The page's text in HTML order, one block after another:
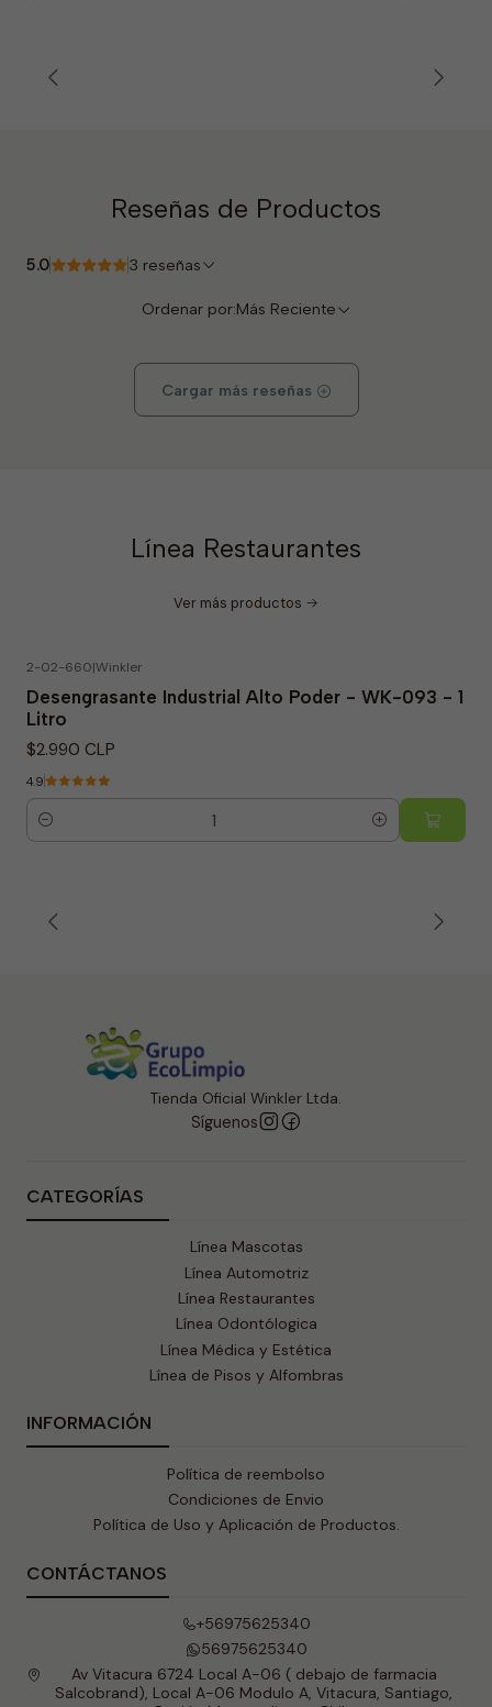
Reseñas de Productos
5.0 3 reseñas
Ordenar por:Más Reciente
Cargar más reseñas
Línea Restaurantes
Ver más productos
2-02-660|Winkler
Desengrasante Industrial Alto Poder - WK-093 - 1
Litro
$2.990 CLP
4.9
Cantidad
Tienda Oficial Winkler Ltda.
Síguenos
CATEGORÍAS
Línea Mascotas
Línea Automotriz
Línea Restaurantes
Línea Odontólogica
Línea Médica y Estética
Línea de Pisos y Alfombras
INFORMACIÓN
Política de reembolso
Condiciones de Envio
Política de Uso y Aplicación de Productos.
CONTÁCTANOS
+56975625340
56975625340
Av Vitacura 6724 Local A-06 ( debajo de farmacia
Salcobrand), Local A-06 Modulo A, Vitacura, Santiago,